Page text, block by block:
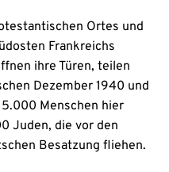
Ortes und
Frankreichs
ihre Türen, teilen
Dezember 1940 und
Menschen hier
Juden, die vor den
Besatzung fliehen.